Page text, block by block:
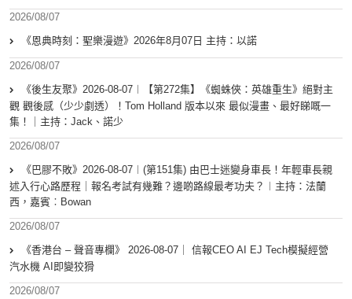
2026/08/07
《恩典時刻：聖樂漫遊》2026年8月07日 主持：以諾
2026/08/07
《後生友聚》2026-08-07︱【第272集】《蜘蛛俠：英雄重生》絕對主
觀 觀後感（少少劇透）！Tom Holland 版本以來 最似漫畫、最好睇嘅一
集！｜主持：Jack、諾少
2026/08/07
《巴膠不敗》2026-08-07︱(第151集) 由巴士迷變身車長！年輕車長親
述入行心路歷程｜報名考試有幾難？邊啲路線最考功夫？︱主持：法蘭
西，嘉賓︰Bowan
2026/08/07
《香港台 – 聲音專欄》 2026-08-07｜ 信報CEO AI EJ Tech模擬經營
汽水機 AI即變狡猾
2026/08/07